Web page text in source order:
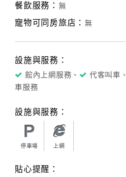
餐飲服務： 無
寵物可同房旅店： 無
設施與服務：
館內上網服務、 代客叫車、
車服務
設施與服務：
停車場 上網
貼心提醒：